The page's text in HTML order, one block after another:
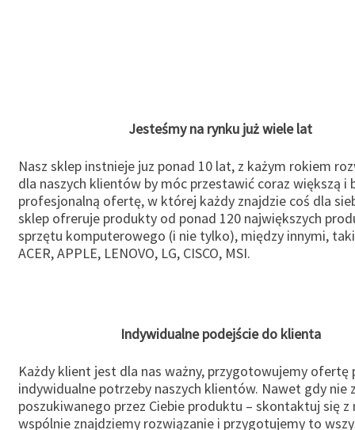
Jesteśmy na rynku już wiele lat
Nasz sklep instnieje juz ponad 10 lat, z każym rokiem
dla naszych klientów by móc przestawić coraz większą i
profesjonalną ofertę, w której każdy znajdzie coś dla
sklep ofreruje produkty od ponad 120 największych
sprzętu komputerowego (i nie tylko), między innymi,
ACER, APPLE, LENOVO, LG, CISCO, MSI.
Indywidualne podejście do klienta
Każdy klient jest dla nas ważny, przygotowujemy ofertę
indywidualne potrzeby naszych klientów. Nawet gdy nie
poszukiwanego przez Ciebie produktu – skontaktuj się z
wspólnie znajdziemy rozwiązanie i przygotujemy to